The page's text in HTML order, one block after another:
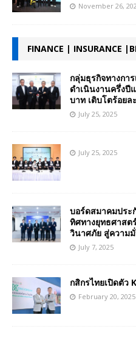
November 26,
FINANCE | INSURANCE
กลุ่มธุรกิจทางกา
ดำเนินงานครึ่งปี
บาท เติบโตร้อยล
July 25, 2025
July 25, 2025
บอร์ดสมาคมประ
ทิศทางยุทธศาสต
วินาศภัย สู่ความ
July 7, 2025
กสิกรไทยเปิดตัว
February 20, 2025